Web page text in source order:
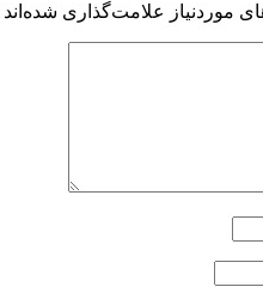
موردنیاز علامت‌گذاری شده‌اند